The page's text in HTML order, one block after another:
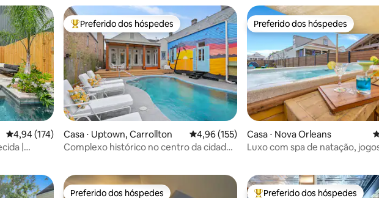
4,94 de uma avaliação média de 5, 174 avaliações
4,94 (174)
|
Entre os melhores preferidos dos hóspedes
Preferido dos hóspedes
Casa ⋅ Uptown, Carrollton 4,96 de uma avaliação média de 5, 155
4,96 (155)
Complexo histórico no centro da cidade |
Preferido dos hóspedes
Preferido dos hóspedes
Casa ⋅ Nova Orleans
Luxo com spa de natação,
Preferido dos hóspedes Preferido dos hóspedes